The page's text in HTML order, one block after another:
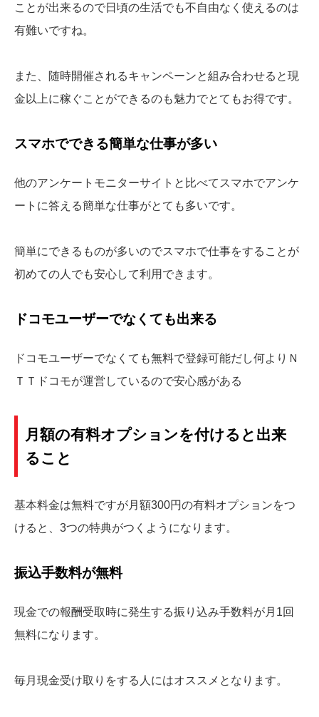
ことが出来るので日頃の生活でも不自由なく使えるのは
有難いですね。
また、随時開催されるキャンペーンと組み合わせると現
金以上に稼ぐことができるのも魅力でとてもお得です。
スマホでできる簡単な仕事が多い
他のアンケートモニターサイトと比べてスマホでアンケ
ートに答える簡単な仕事がとても多いです。
簡単にできるものが多いのでスマホで仕事をすることが
初めての人でも安心して利用できます。
ドコモユーザーでなくても出来る
ドコモユーザーでなくても無料で登録可能だし何よりＮ
ＴＴドコモが運営しているので安心感がある
月額の有料オプションを付けると出来
ること
基本料金は無料ですが月額300円の有料オプションをつ
けると、3つの特典がつくようになります。
振込手数料が無料
現金での報酬受取時に発生する振り込み手数料が月1回
無料になります。
毎月現金受け取りをする人にはオススメとなります。